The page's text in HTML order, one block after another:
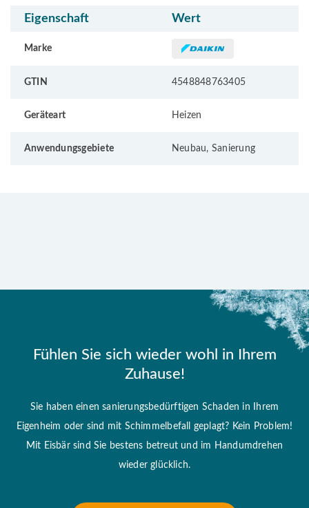
Eigenschaft Wert
Marke
GTIN 4548848763405
Geräteart Heizen
Anwendungsgebiete Neubau, Sanierung
Fühlen Sie sich wieder wohl in Ihrem
Zuhause!
Sie haben einen sanierungsbedürftigen Schaden in Ihrem
Eigenheim oder sind mit Schimmelbefall geplagt? Kein Problem!
Mit Eisbär sind Sie bestens betreut und im Handumdrehen
wieder glücklich.